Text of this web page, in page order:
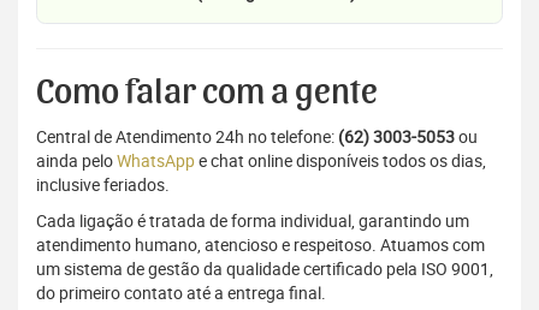
Como falar com a gente
Central de Atendimento 24h no telefone: (62) 3003-5053ou
ainda peloWhatsAppe chat online disponíveis todos os dias,
inclusive feriados.
Cada ligação é tratada de forma individual, garantindo um
atendimento humano, atencioso e respeitoso. Atuamos com
um sistema de gestão da qualidade certificado pela ISO 9001,
do primeiro contato até a entrega final.